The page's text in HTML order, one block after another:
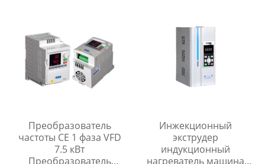
Преобразователь
частоты CE 1 фаза VFD
7.5 кВт
Преобразователь
Инжекционный
экструдер
индукционный
нагреватель машина